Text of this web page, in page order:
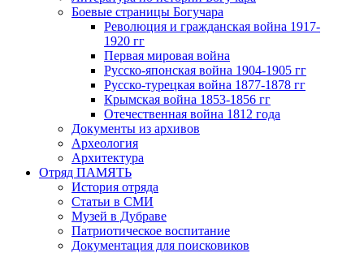
Боевые страницы Богучара
Революция и гражданская война 1917-
1920 гг
Первая мировая война
Русско-японская война 1904-1905 гг
Русско-турецкая война 1877-1878 гг
Крымская война 1853-1856 гг
Отечественная война 1812 года
Документы из архивов
Археология
Архитектура
Отряд ПАМЯТЬ
История отряда
Статьи в СМИ
Музей в Дубраве
Патриотическое воспитание
Документация для поисковиков